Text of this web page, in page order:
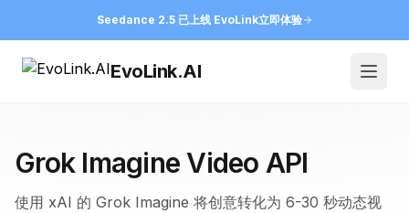
Seedance 2.5 已上线 EvoLink立即体验
EvoLink.AI
Grok Imagine Video API
使用 xAI 的 Grok Imagine 将创意转化为 6-30 秒动态视